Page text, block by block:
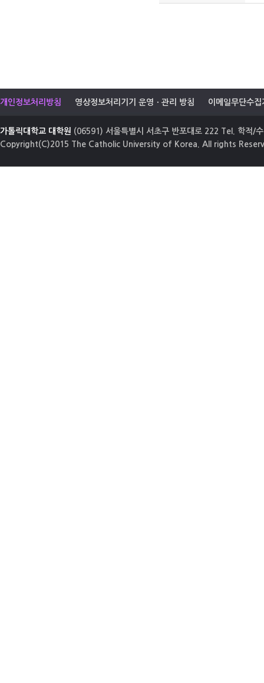
개인정보처리방침 영상정보처리기기 운영ㆍ관리 방침 이메일무단수집
가톨릭대학교 대학원 (06591) 서울특별시 서초구 반포대로 222 Tel. 학적/
Copyright(C)2015 The Catholic University of Korea. All rights